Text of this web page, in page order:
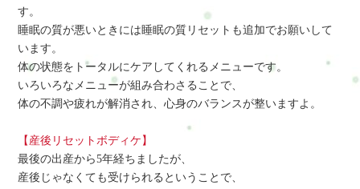
す。
睡眠の質が悪いときには睡眠の質リセットも追加でお願いして
います。
体の状態をトータルにケアしてくれるメニューです。
いろいろなメニューが組み合わさることで、
体の不調や疲れが解消され、心身のバランスが整いますよ。
【産後リセットボディケ】
最後の出産から5年経ちましたが、
産後じゃなくても受けられるということで、